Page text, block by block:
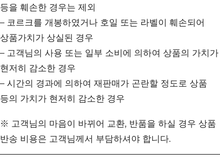
등을 훼손한 경우는 제외
– 코르크를 개봉하였거나 호일 또는 라벨이 훼손되어
상품가치가 상실된 경우
– 고객님의 사용 또는 일부 소비에 의하여 상품의 가치가
현저히 감소한 경우
– 시간의 경과에 의하여 재판매가 곤란할 정도로 상품
등의 가치가 현저히 감소한 경우
※ 고객님의 마음이 바뀌어 교환, 반품을 하실 경우 상품
반송 비용은 고객님께서 부담하셔야 합니다.